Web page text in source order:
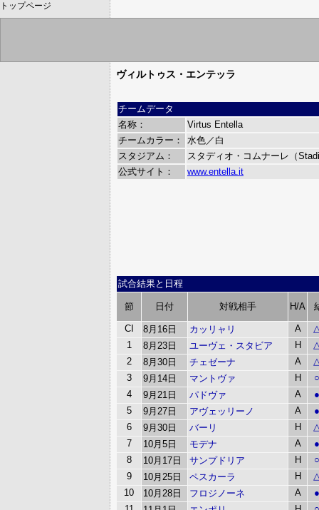
トップページ
ヴィルトゥス・エンテッラ
チームデータ
名称：
Virtus Entella
チームカラー：
水色／白
スタジアム：
スタディオ・コムナーレ（
公式サイト：
www.entella.it
試合結果と日程
節 日付 対戦相手 H/A
CI 8月16日 カッリャリ A
1
8月23日 ユーヴェ・スタビア H
2
8月30日 チェゼーナ A
3
9月14日 マントヴァ H
○
4
9月21日 パドヴァ A
●
5
9月27日 アヴェッリーノ A
●
6
9月30日 バーリ H
7
10月5日 モデナ A
●
8
10月17日 サンプドリア H
○
9
10月25日 ペスカーラ H
10
10月28日 フロジノーネ A
●